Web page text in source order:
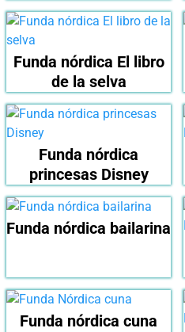
Funda nórdica El libro
de la selva
Funda nórdica
princesas Disney
Funda nórdica bailarina
Funda nórdica cuna